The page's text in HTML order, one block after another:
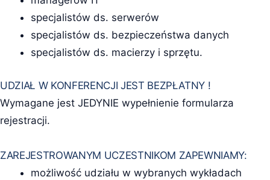
specjalistów ds. serwerów
specjalistów ds. bezpieczeństwa danych
specjalistów ds. macierzy i sprzętu.
UDZIAŁ W KONFERENCJI JEST BEZPŁATNY !
Wymagane jest JEDYNIE wypełnienie formularza
rejestracji.
ZAREJESTROWANYM UCZESTNIKOM ZAPEWNIAMY:
możliwość udziału w wybranych wykładach